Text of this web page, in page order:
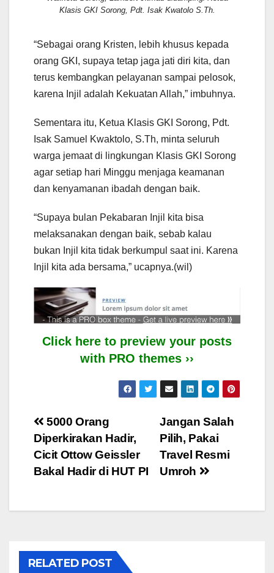
Klasis GKI Sorong, Pdt. Isak Kwatolo S.Th.
“Sebagai orang Kristen, lebih khusus kepada
orang GKI, supaya tetap jaga jati diri kita, dan
terus kembangkan pelayanan sampai pelosok,
karena Injil adalah Kekuatan Allah,” imbuhnya.
Sementara itu, Ketua Klasis GKI Sorong, Pdt.
Isak Samuel Kwaktolo, S.Th, minta seluruh
warga jemaat di lingkungan Klasis GKI Sorong
agar setiap hari Minggu menjaga keamanan
dan kenyamanan ibadah dengan baik.
“Supaya bulan Pekabaran Injil kita bisa
melaksanakan dengan baik, sebab kalau
bukan Injil kita tidak berkumpul saat ini. Karena
Injil kita ada bersama,” ucapnya.(wil)
Click here to preview your posts
with PRO themes ››
Post
navigation
Jangan Salah
Pilih, Pakai
Travel Resmi
Umroh
5000 Orang
Diperkirakan Hadir,
Cicit Ottow Geissler
Bakal Hadir di HUT PI
RELATED POST